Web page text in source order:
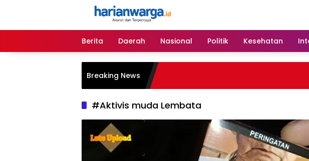
Berita Daerah Nasional Politik Kesehatan
Breaking News
#Aktivis muda Lembata